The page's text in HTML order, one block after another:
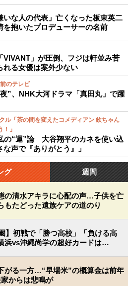
いな人の代表」亡くなった板東英二
を抱いたプロデューサーの名前
VIVANT」が圧倒、フジは軒並み苦
る女優は案外少ない
のテレビ
”、NHK大河ドラマ「真田丸」で躍
ル「茶の間を変えたコメディアン 欽ちゃん
」
の“運”論 大谷翔平のカネを使い込
声で『ありがとう』」
グ 週間
の清水アキラに心配の声…子供を亡
もたどった遺族ケアの道のり
】初戦で「勝つ高校」「負ける高
浜vs沖縄尚学の超好カードは…
がる一方…“早場米”の概算金は前年
からは悲鳴が